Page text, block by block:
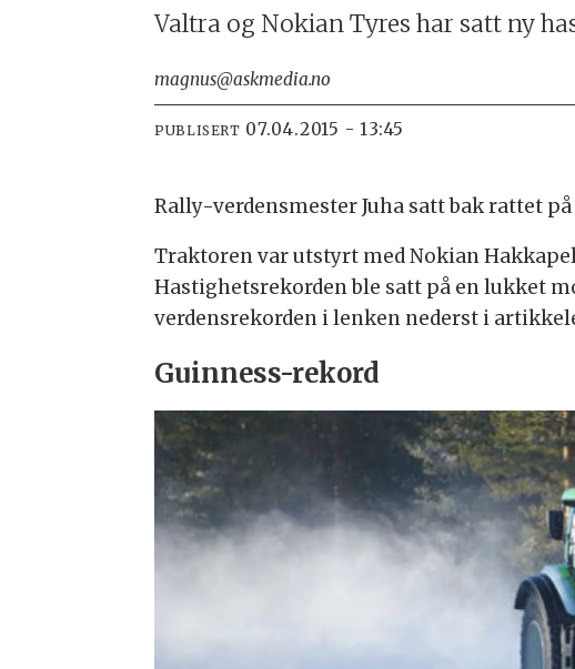
Valtra og Nokian Tyres har satt ny
magnus@askmedia.no
PUBLISERT 07.04.2015 - 13:45
Rally-verdensmester Juha satt bak rattet
Traktoren var utstyrt med Nokian
Hastighetsrekorden ble satt på en lukket
verdensrekorden i lenken nederst i
Guinness-rekord